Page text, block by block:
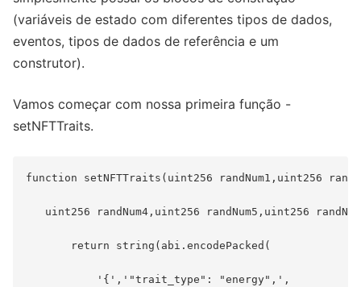
(variáveis de estado com diferentes tipos de dados,
eventos, tipos de dados de referência e um
construtor).
Vamos começar com nossa primeira função -
setNFTTraits.
function setNFTTraits(uint256 randNum1,uint256
uint256 randNum4,uint256 randNum5,uint256
       return string(abi.encodePacked(
           '{','"trait_type": "energy",',